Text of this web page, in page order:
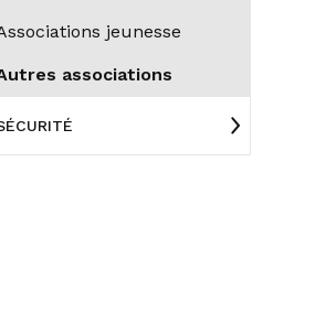
jeunesse
associations